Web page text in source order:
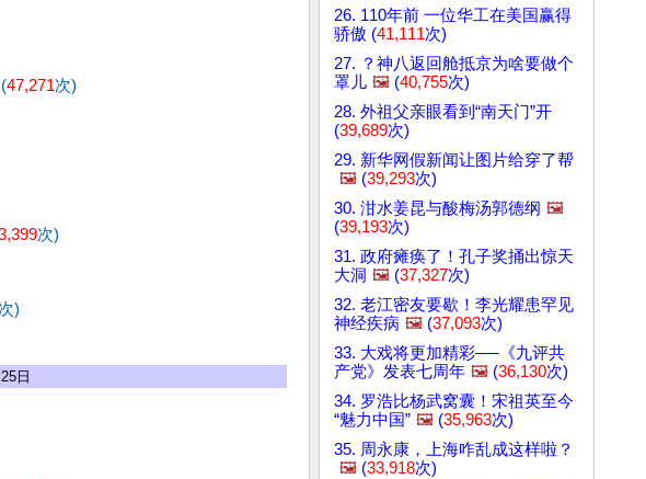
(47,271次)
次)
次)
日
26. 110年前 一位华工在美国赢得
骄傲 (41,111次)
27. ？神八返回舱抵京为啥要做个
罩儿 🖼️ (40,755次)
28. 外祖父亲眼看到“南天门”开
(39,689次)
29. 新华网假新闻让图片给穿了帮
🖼️ (39,293次)
30. 泔水姜昆与酸梅汤郭德纲 🖼️
(39,193次)
31. 政府瘫痪了！孔子奖捅出惊天
大洞 🖼️ (37,327次)
32. 老江密友要歇！李光耀患罕见
神经疾病 🖼️ (37,093次)
33. 大戏将更加精彩──《九评共
产党》发表七周年 🖼️ (36,130次)
34. 罗浩比杨武窝囊！宋祖英至今
“魅力中国” 🖼️ (35,963次)
35. 周永康，上海咋乱成这样啦？
🖼️ (33,918次)